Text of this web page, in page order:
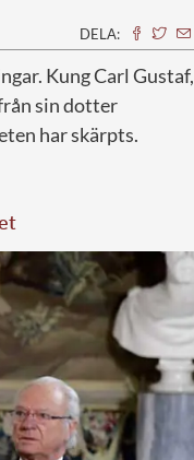
DELA:
Kung Carl Gustaf,
sin dotter
har skärpts.